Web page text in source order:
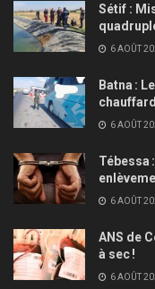
Sétif :
6 AOÛT
Batna :
chauffard
6 AOÛT
Tébessa
6 AOÛT
ANS de
à sec !
6 AOÛT